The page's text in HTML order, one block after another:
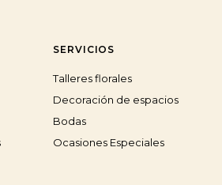
SERVICIOS
Talleres florales
Decoración de espacios
Bodas
Ocasiones Especiales